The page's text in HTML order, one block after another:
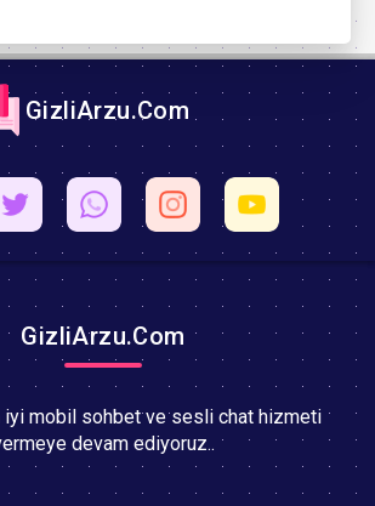
GizliArzu.Com
GizliArzu.Com
iyi mobil sohbet ve sesli chat hizmeti
devam ediyoruz..